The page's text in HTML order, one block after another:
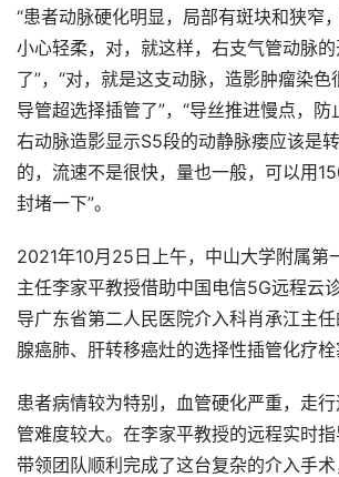
“患者动脉硬化明显，局部有斑块和狭窄
小心轻柔，对，就这样，右支气管动脉
了”，“对，就是这支动脉，造影肿瘤染
导管超选择插管了”，“导丝推进慢点，防
右动脉造影显示S5段的动静脉瘘应该是
的，流速不是很快，量也一般，可以用
封堵一下”。
2021年10月25日上午，中山大学附属第
主任李家平教授借助中国电信5G远程云
导广东省第二人民医院介入科肖承江主
腺癌肺、肝转移癌灶的选择性插管化疗栓
患者病情较为特别，血管硬化严重，走
管难度较大。在李家平教授的远程实时
带领团队顺利完成了这台复杂的介入手术